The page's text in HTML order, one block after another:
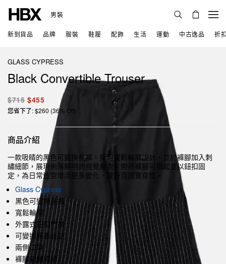
男裝
新到貨品 品牌 服裝 鞋履 配飾 生活 運動 中古逸品 折
GLASS CYPRESS
Black Convertible Trouser
$715 $455
您省下了: $260 (36% Off)
商品介紹
一款吸睛的黑色可變換長褲，採用寬鬆輪廓設計，並於褲腳加入刺
繡細節，展現俐落鮮明的視覺層次。開衩褲腳可摺起並以鈕扣固
定，為日常造型增添更多變化，提升百搭實穿性。
Glass Cypress
黑色可變換長褲
寬鬆輪廓
外露式鈕扣門襟
可變換褲長設計
兩側口袋
褲腳刺繡細節